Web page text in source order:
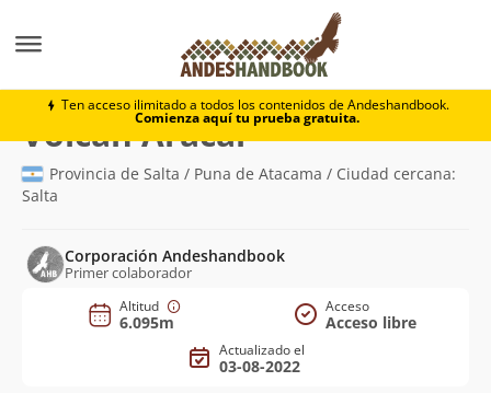
Ten acceso ilimitado a todos los contenidos de Andeshandbook.
Comienza aquí tu prueba gratuita.
Volcán Aracar
Volcán Aracar(6.095m)
Provincia de Salta / Puna de Atacama / Ciudad cercana:
Salta
Corporación Andeshandbook
Primer colaborador
Altitud
6.095m
Acceso
Acceso libre
Actualizado el
03-08-2022